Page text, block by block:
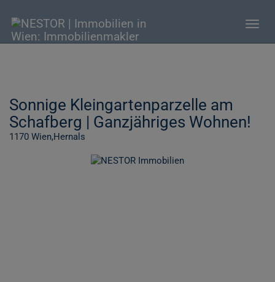
Sonnige Kleingartenparzelle am
Schafberg | Ganzjähriges Wohnen!
1170 Wien,Hernals